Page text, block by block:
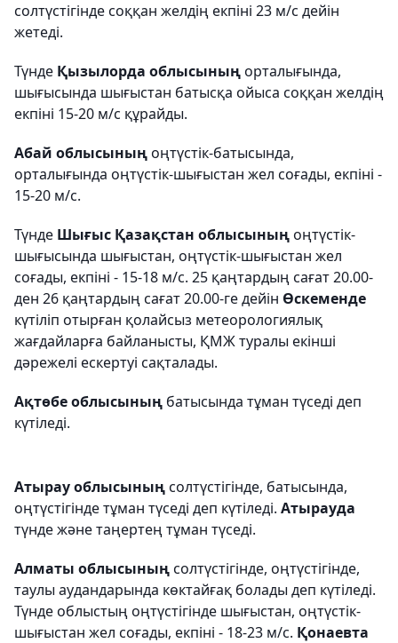
солтүстігінде соққан желдің екпіні 23 м/с дейін
жетеді.
Түнде Қызылорда облысыныңорталығында,
шығысында шығыстан батысқа ойыса соққан желдің
екпіні 15-20 м/с құрайды.
Абай облысыныңоңтүстік-батысында,
орталығында оңтүстік-шығыстан жел соғады, екпіні -
15-20 м/с.
Түнде Шығыс Қазақстан облысыныңоңтүстік-
шығысында шығыстан, оңтүстік-шығыстан жел
соғады, екпіні - 15-18 м/с. 25 қаңтардың сағат 20.00-
ден 26 қаңтардың сағат 20.00-ге дейін Өскеменде
күтіліп отырған қолайсыз метеорологиялық
жағдайларға байланысты, ҚМЖ туралы екінші
дәрежелі ескертуі сақталады.
Ақтөбе облысының батысында тұман түседі деп
күтіледі.
Атырау облысыныңсолтүстігінде, батысында,
оңтүстігінде тұман түседі деп күтіледі. Атырауда
түнде және таңертең тұман түседі.
Алматы облысыныңсолтүстігінде, оңтүстігінде,
таулы аудандарында көктайғақ болады деп күтіледі.
Түнде облыстың оңтүстігінде шығыстан, оңтүстік-
шығыстан жел соғады, екпіні - 18-23 м/с. Қонаевта